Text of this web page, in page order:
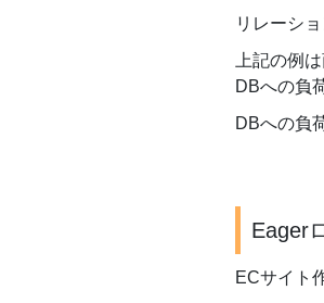
リレーシ
上記の例
DBへの負
DBへの負
Eager
ECサイト